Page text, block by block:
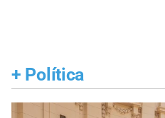
+ Política